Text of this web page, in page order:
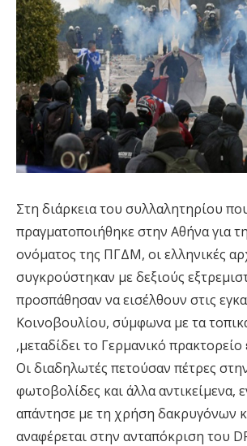
Στη διάρκεια του συλλαλητηρίου
πραγματοποιήθηκε στην Αθήνα για
ονόματος της ΠΓΔΜ, οι ελληνικές
συγκρούστηκαν με δεξιούς
προσπάθησαν να εισέλθουν στις
Κοινοβουλίου, σύμφωνα με τα
,μεταδίδει το Γερμανικό
Οι διαδηλωτές πετούσαν πέτρες
φωτοβολίδες και άλλα αντικείμενα,
απάντησε με τη χρήση δακρυγόνων
αναφέρεται στην ανταπόκριση του